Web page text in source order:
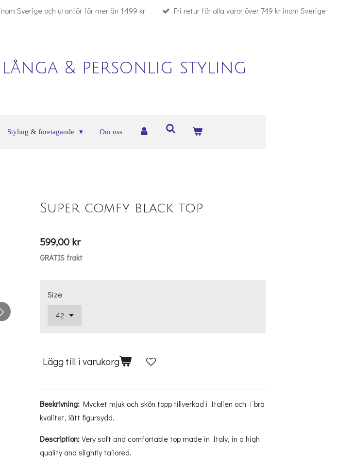
Sverige och utanför för mer än 1499 kr Fri retur för alla varor över 749 kr inom Sverige
& personlig styling
Styling & företagande Om oss
Super comfy black top
599,00 kr
GRATIS frakt
Size
Lägg till i varukorg
Beskrivning: Mycket mjuk och skön topp tillverkad i Italien och i bra
kvalitet, lätt figursydd.
Description:Very soft and comfortable top made in Italy, in a high
quality and slightly tailored.